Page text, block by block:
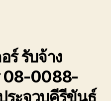
ร์ รับจ้าง
08-0088-
ระจวบคีรีขันธ์